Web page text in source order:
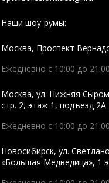
Наши шоу-румы:
Москва, Проспект
Ежедневно с 10:00 до 21:00
Москва,ул. Нижняя
стр. 2, этаж 1, подъезд 2A
Ежедневно с 10:00 до 21:00
Новосибирск,ул.
«Большая Медведица», 1